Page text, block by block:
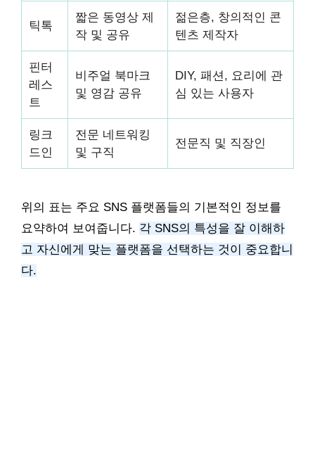
틱톡
짧은 동영상 제
작 및 공유
젊은층, 창의적인 콘
텐츠 제작자
핀터
레스
트
비주얼 북마크
및 영감 공유
DIY, 패션, 요리에 관
심 있는 사용자
링크
드인
전문 네트워킹
및 구직
전문직 및 직장인
위의 표는 주요 SNS 플랫폼들의 기본적인 정보를
요약하여 보여줍니다. 각 SNS의 특성을 잘 이해하
고 자신에게 맞는 플랫폼을 선택하는 것이 중요합니
다.